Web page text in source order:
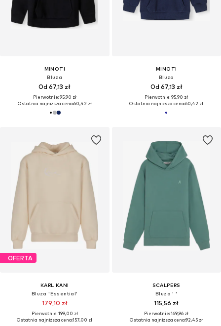
MINOTI
Bluza
Od 67,13 zł
Pierwotnie: 95,90 zł
Ostatnia najniższa cena:60,42 zł
MINOTI
Bluza
Od 67,13 zł
Pierwotnie: 95,90 zł
Ostatnia najniższa cena:60,42 zł
OFERTA
KARL KANI
Bluza 'Essential'
179,10 zł
Pierwotnie: 199,00 zł
Ostatnia najniższa cena:157,00 zł
SCALPERS
Bluza ' '
115,56 zł
Pierwotnie: 169,96 zł
Ostatnia najniższa cena:92,45 zł